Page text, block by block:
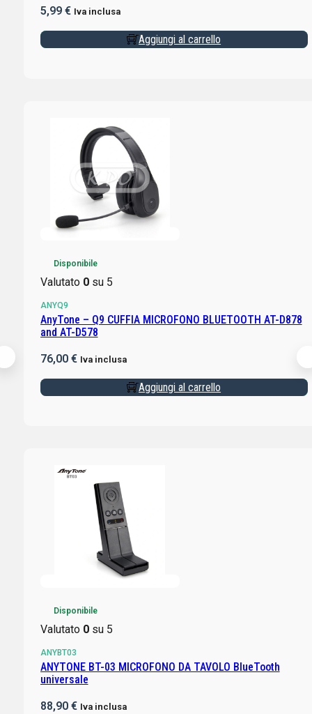
5,99 € Iva inclusa
Aggiungi al carrello
Disponibile
Valutato 0su 5
ANYQ9
AnyTone – Q9 CUFFIA MICROFONO BLUETOOTH AT-D878
and AT-D578
76,00 € Iva inclusa
Aggiungi al carrello
Disponibile
Valutato 0su 5
ANYBT03
ANYTONE BT-03 MICROFONO DA TAVOLO BlueTooth
universale
88,90 € Iva inclusa